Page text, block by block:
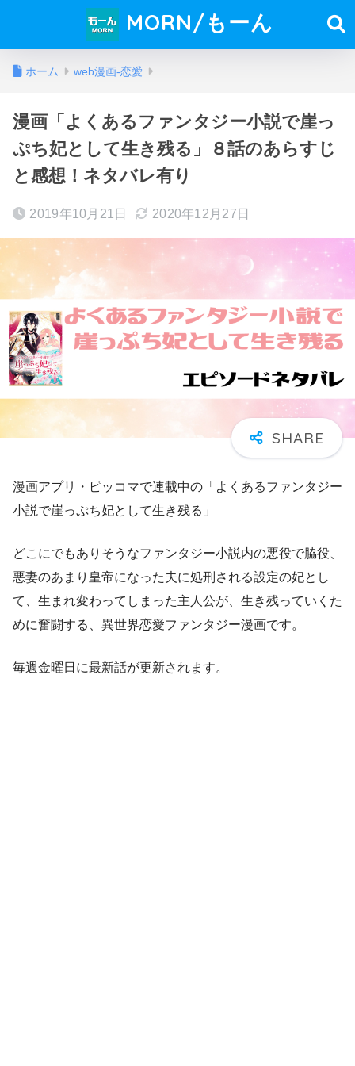
MORN/もーん
ホーム web漫画-恋愛
漫画「よくあるファンタジー小説で崖っ
ぷち妃として生き残る」８話のあらすじ
と感想！ネタバレ有り
2019年10月21日 2020年12月27日
漫画アプリ・ピッコマで連載中の「よくあるファンタジー
小説で崖っぷち妃として生き残る」
どこにでもありそうなファンタジー小説内の悪役で脇役、
悪妻のあまり皇帝になった夫に処刑される設定の妃とし
て、生まれ変わってしまった主人公が、生き残っていくた
めに奮闘する、異世界恋愛ファンタジー漫画です。
毎週金曜日に最新話が更新されます。